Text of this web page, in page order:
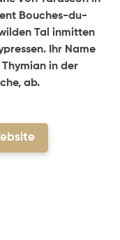
Bouches-du-
Tal inmitten
Ihr Name
in der
ab.